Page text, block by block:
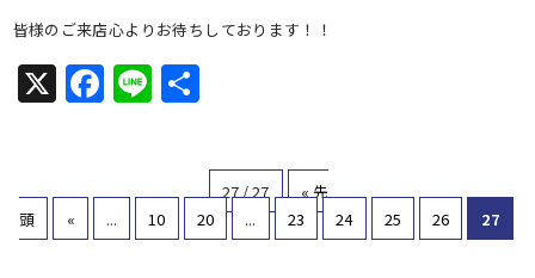
皆様のご来店心よりお待ちしております！！
X Facebook
Line共
27 / 27
« 先
頭
« ... 10 20 ... 23 24 25 26 27